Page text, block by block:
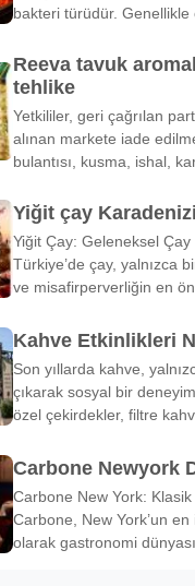
bakteri türüdür.
Reeva tavuk
tehlike
Yetkililer, geri çağrılan
alınan markete iade
bulantısı, kusma, ishal,
Yiğit çay
Yiğit Çay: Geleneksel
Türkiye’de çay, yalnızca
ve misafirperverliğin en
Kahve Etkinlikleri
Son yıllarda kahve,
çıkarak sosyal bir
özel çekirdekler, filtre
Carbone Newyork
Carbone New York:
Carbone, New York’un
olarak gastronomi